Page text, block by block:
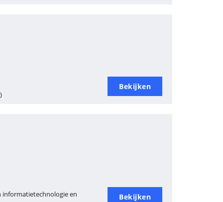
Bekijken
informatietechnologie en
Bekijken